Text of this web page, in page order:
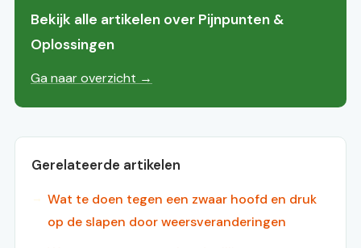
Bekijk alle artikelen over Pijnpunten &
Oplossingen
Ga naar overzicht →
Gerelateerde artikelen
Wat te doen tegen een zwaar hoofd en druk
op de slapen door weersveranderingen